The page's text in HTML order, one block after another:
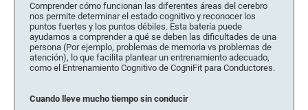
Comprender cómo funcionan las diferentes áreas del cerebro
nos permite determinar el estado cognitivo y reconocer los
puntos fuertes y los puntos débiles. Esta batería puede
ayudarnos a comprender a qué se deben las dificultades de una
persona (Por ejemplo, problemas de memoria vs problemas de
atención), lo que facilita plantear un entrenamiento adecuado,
como el Entrenamiento Cognitivo de CogniFit para Conductores.
Cuando lleve mucho tiempo sin conducir